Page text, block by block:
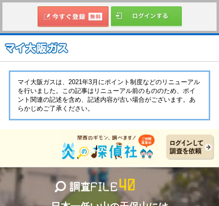
マイ大阪ガスは、2021年3月にポイント制度などのリニューアル
を行いました。この記事はリニューアル前のもののため、ポイ
ント関連の記述を含め、記述内容が古い場合がございます。あ
らかじめご了承ください。